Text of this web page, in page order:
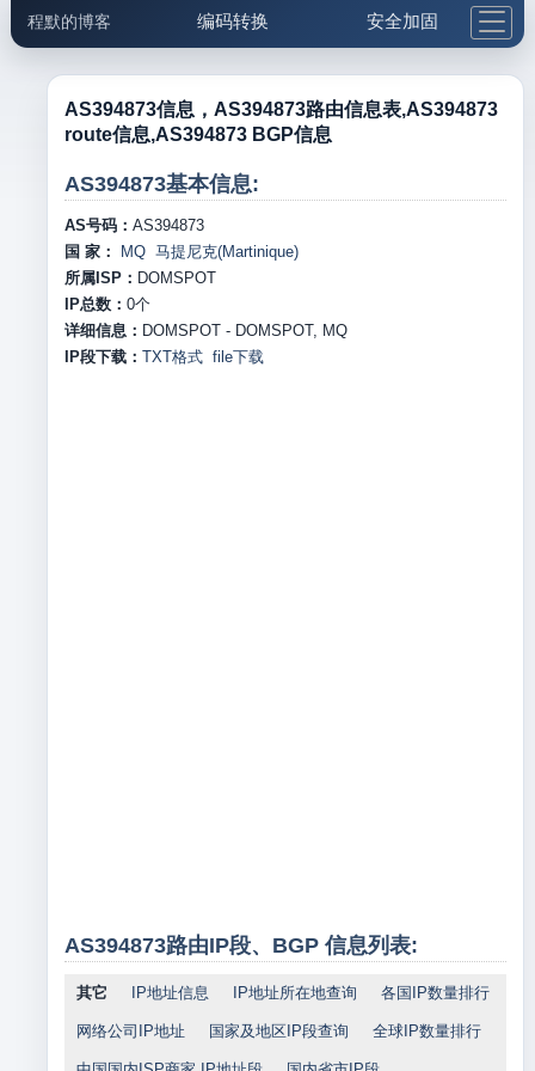
程默的博客 编码转换 安全加固
邮件工具 生活便民 更多工具
5.1支付宝大红包
AS394873信息，AS394873路由信息表,AS394873
route信息,AS394873 BGP信息
AS394873基本信息:
AS号码： AS394873
国 家：
MQ 马提尼克(Martinique)
所属ISP： DOMSPOT
IP总数： 0个
详细信息： DOMSPOT - DOMSPOT, MQ
IP段下载： TXT格式 file下载
AS394873路由IP段、BGP 信息列表:
其它 IP地址信息 IP地址所在地查询 各国IP数量排行
网络公司IP地址 国家及地区IP段查询 全球IP数量排行